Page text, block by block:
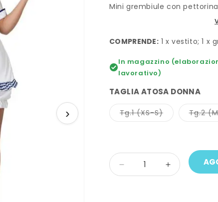
›
Mini grembiule con
fiocco posteriore. Calzoni
COMPRENDE: 1 x vestito; 1 x
In magazzino
lavorativo)
TAGLIA ATOSA DONNA
Tg.1 (XS-S)Variante
esaurita
Tg.2
Quantità
Diminuisci
quantità
Aumenta
quantità